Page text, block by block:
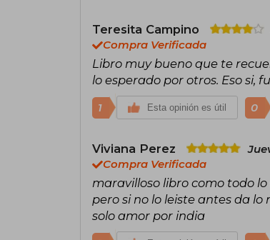
Teresita Campino
Compra Verificada
Libro muy bueno que te
lo esperado por otros. Eso si,
1 Esta opinión es útil 0
Viviana Perez
Compra Verificada
maravilloso libro como todo
pero si no lo leiste antes da
solo amor por india